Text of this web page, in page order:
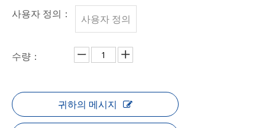
사용자 정의：
사용자 정의
수량：
귀하의 메시지